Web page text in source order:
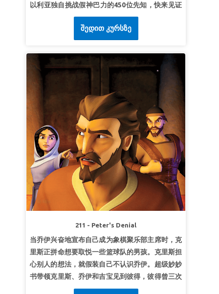
以利亚独自挑战假神巴力的450位先知，快来见证
这史诗般的决战。看看耶和华如何显明祂才是独一
的真神。孩子们知道服从上帝总是正确的决定。 *
一定要提前观看本课的圣经故事视频，因为有些画
面对年幼的孩子来说可能过于激烈。精简版视频相
对更加平和。另外也要提前观看圣经背景和路标视
频。
第1课单单敬拜上帝
超级真理：
真神只有一位。
超级经文
以色列啊，你要听！耶和华我们神是独
一的主！你要尽心、尽性、尽力爱耶和华你的
神。”申命记6：4－5（和合本）
第2课不要信靠偶像
超级真理：
我不信靠属世的偶像。
超级经文
“小子们哪，你们要自守，远避偶像。”约
翰福音1:12（和合本）
第3课全心全意
超级真理：我要全心全意信靠上帝。
超级经文 “耶和华的眼目遍察全地，要显大能帮助
向他心存诚实的人。”历代志下16：9上(和合本)
შედით კურსზე
211 - Peter's Denial
当乔伊兴奋地宣布自己成为象棋聚乐部主席时，克
里斯正拼命想要取悦一些篮球队的男孩。克里斯担
心别人的想法，就假装自己不认识乔伊。超级妙妙
书带领克里斯、乔伊和吉宝见到彼得，彼得曾三次
不认耶稣。他们三个见证了耶稣饶恕彼得，以及他